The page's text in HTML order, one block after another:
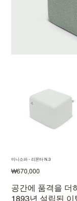
미니소파 - 리몬타 N.3
Price
₩670,000
공간에 품격을 더
1893년 설립된